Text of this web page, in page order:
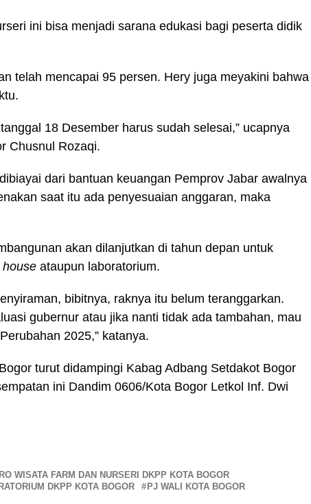
ini bisa menjadi sarana edukasi bagi peserta didik
telah mencapai 95 persen. Hery juga meyakini bahwa
18 Desember harus sudah selesai,” ucapnya
Chusnul Rozaqi.
dari bantuan keuangan Pemprov Jabar awalnya
saat itu ada penyesuaian anggaran, maka
akan dilanjutkan di tahun depan untuk
ataupun laboratorium.
bibitnya, raknya itu belum teranggarkan.
gubernur atau jika nanti tidak ada tambahan, mau
2025,” katanya.
turut didampingi Kabag Adbang Setdakot Bogor
ini Dandim 0606/Kota Bogor Letkol Inf. Dwi
WISATA FARM DAN NURSERI DKPP KOTA BOGOR
DKPP KOTA BOGOR
PJ WALI KOTA BOGOR